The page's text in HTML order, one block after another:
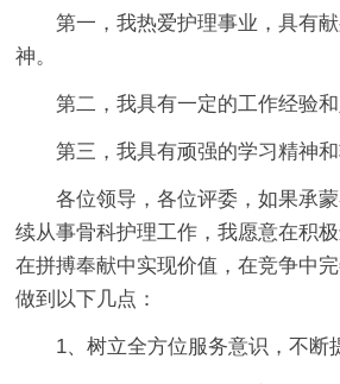
第一，我热爱护理事业，具有
神。
第二，我具有一定的工作经验和
第三，我具有顽强的学习精神和
各位领导，各位评委，如果承
续从事骨科护理工作，我愿意在积
在拼搏奉献中实现价值，在竞争中
做到以下几点：
1、树立全方位服务意识，不断